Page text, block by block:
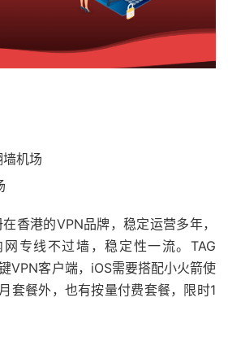
机场
香港的VPN品牌，稳定运营多年，
网专线不过墙，稳定性一流。TAG
VPN客户端，iOS需要搭配小火箭使
套餐外，也有按量付费套餐，限时1